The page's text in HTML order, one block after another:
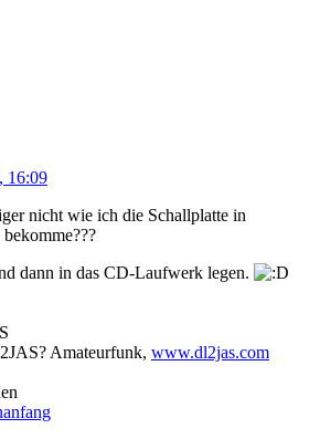
16:09
nicht wie ich die Schallplatte in
dann in das CD-Laufwerk legen.
Amateurfunk, www.dl2jas.com